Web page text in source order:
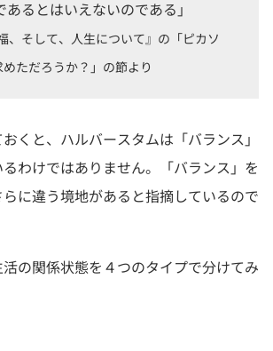
るとはいえないのである」
そして、人生について』の「ピカソ
めただろうか？」の節より
くと、ハルバースタムは「バランス」
わけではありません。「バランス」を
に違う境地があると指摘しているので
の関係状態を４つのタイプで分けてみ